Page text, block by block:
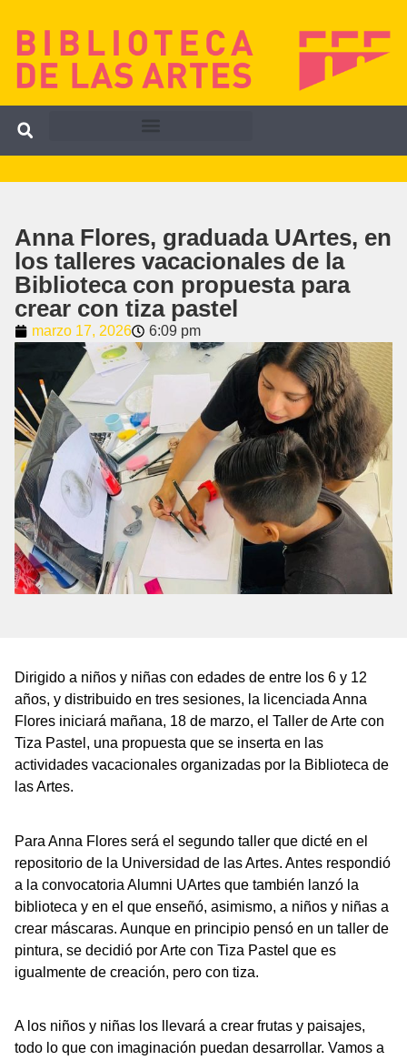
Anna Flores, graduada UArtes, en
los talleres vacacionales de la
Biblioteca con propuesta para
crear con tiza pastel
marzo 17, 2026 6:09 pm
Dirigido a niños y niñas con edades de entre los 6 y 12
años, y distribuido en tres sesiones, la licenciada Anna
Flores iniciará mañana, 18 de marzo, el Taller de Arte con
Tiza Pastel, una propuesta que se inserta en las
actividades vacacionales organizadas por la Biblioteca de
las Artes.
Para Anna Flores será el segundo taller que dicté en el
repositorio de la Universidad de las Artes. Antes respondió
a la convocatoria Alumni UArtes que también lanzó la
biblioteca y en el que enseñó, asimismo, a niños y niñas a
crear máscaras. Aunque en principio pensó en un taller de
pintura, se decidió por Arte con Tiza Pastel que es
igualmente de creación, pero con tiza.
A los niños y niñas los llevará a crear frutas y paisajes,
todo lo que con imaginación puedan desarrollar. Vamos a